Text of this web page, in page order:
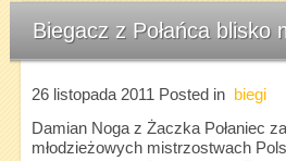
Biegacz z Połańca blisko
26 listopada 2011 Posted in
biegi
Damian Noga z Żaczka Połaniec
młodzieżowych mistrzostwach